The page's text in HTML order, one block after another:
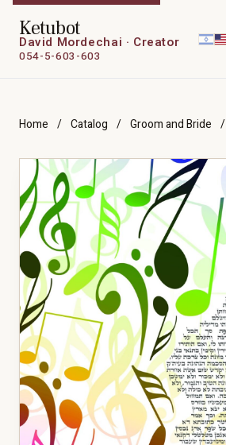
Ketubot
David Mordechai · Creator
054-5-603-603
Home / Catalog / Groom and Bride /